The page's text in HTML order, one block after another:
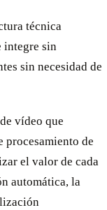
técnica
integre sin
sin necesidad de
vídeo que
procesamiento de
el valor de cada
automática, la